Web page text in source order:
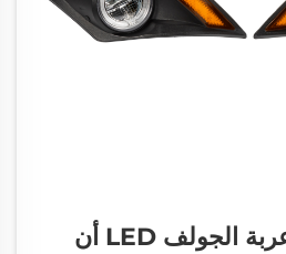
هل يمكن لأضواء عربة الجولف LED أن